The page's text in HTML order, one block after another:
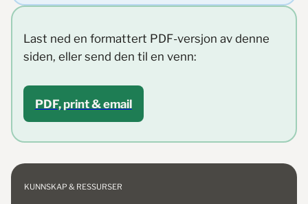
Last ned en formattert PDF-versjon av denne
siden, eller send den til en venn:
PDF, print & email
KUNNSKAP & RESSURSER